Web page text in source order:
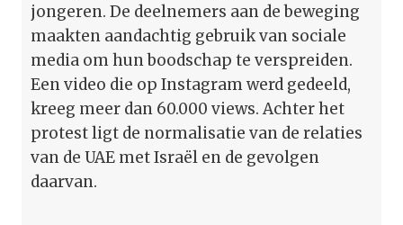
jongeren. De deelnemers aan de beweging
maakten aandachtig gebruik van sociale
media om hun boodschap te verspreiden.
Een video die op Instagram werd gedeeld,
kreeg meer dan 60.000 views. Achter het
protest ligt de normalisatie van de relaties
van de UAE met Israël en de gevolgen
daarvan.